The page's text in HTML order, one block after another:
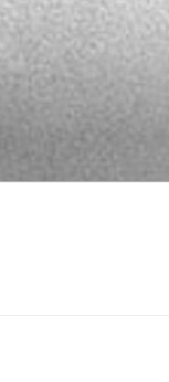
Hoppa
innehåll